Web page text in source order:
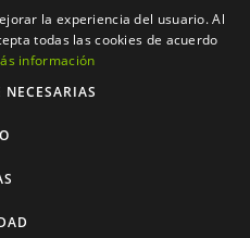
SPANISH
la experiencia del usuario. Al
todas las cookies de acuerdo
información